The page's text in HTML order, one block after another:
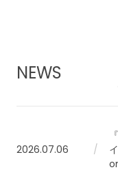
NEWS
2026.07.06